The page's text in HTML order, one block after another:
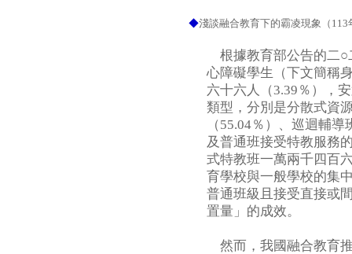
◆淺談融合教育下的霸凌現象（113
根據教育部公告的二○
心障礙學生（下文簡稱
六十六人（3.39％），
類型，分別是分散式資
（55.04％）、巡迴輔
及普通班接受特教服務
式特教班一萬兩千四百
育學校與一般學校的集
普通班級且接受直接或
置量」的成效。
然而，我國融合教育